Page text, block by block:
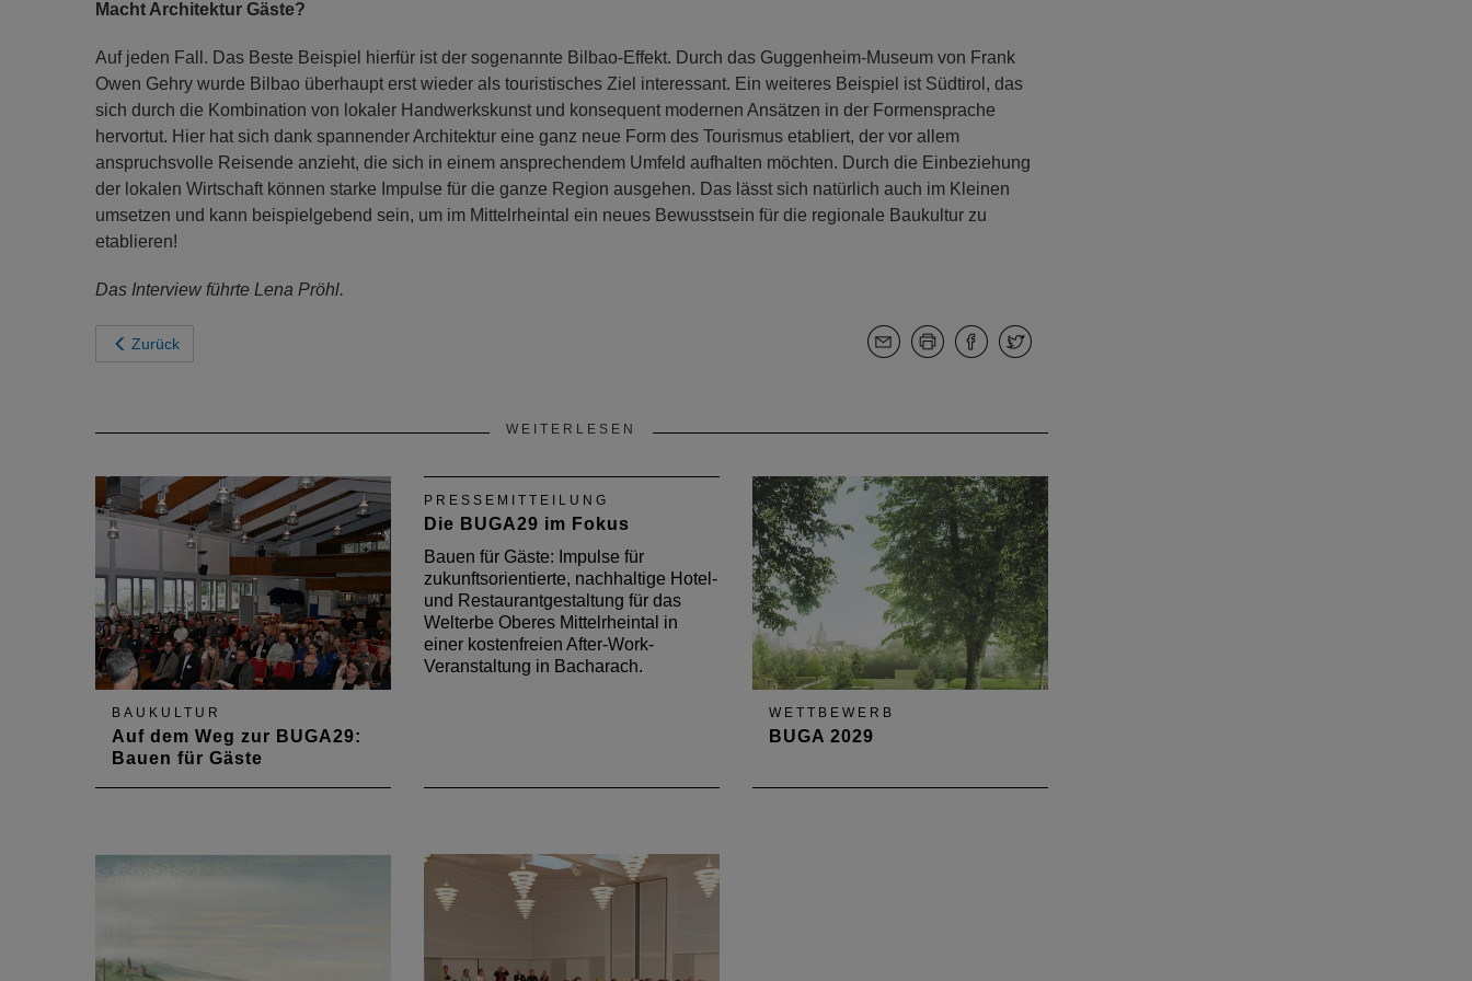
Macht Architektur Gäste?
Auf jeden Fall. Das Beste Beispiel hierfür ist der sogenannte Bilbao-Effekt. Durch das Guggenheim-Museum von Frank
Owen Gehry wurde Bilbao überhaupt erst wieder als touristisches Ziel interessant. Ein weiteres Beispiel ist Südtirol, das
sich durch die Kombination von lokaler Handwerkskunst und konsequent modernen Ansätzen in der Formensprache
hervortut. Hier hat sich dank spannender Architektur eine ganz neue Form des Tourismus etabliert, der vor allem
anspruchsvolle Reisende anzieht, die sich in einem ansprechendem Umfeld aufhalten möchten. Durch die Einbeziehung
der lokalen Wirtschaft können starke Impulse für die ganze Region ausgehen. Das lässt sich natürlich auch im Kleinen
umsetzen und kann beispielgebend sein, um im Mittelrheintal ein neues Bewusstsein für die regionale Baukultur zu
etablieren!
Das Interview führte Lena Pröhl.
Zurück
WEITERLESEN
BAUKULTUR
Auf dem Weg zur BUGA29:
Bauen für Gäste
zukunftsorientierte, nachhaltige
PRESSEMITTEILUNG
Die BUGA29 im Fokus
Bauen für Gäste: Impulse für
zukunftsorientierte, nachhaltige Hotel-
und Restaurantgestaltung für das
Welterbe Oberes Mittelrheintal in
einer kostenfreien After-Work-
Veranstaltung in Bacharach.
WETTBEWERB
BUGA 2029